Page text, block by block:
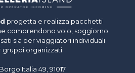
progetta e realizza pacchetti
comprendono volo, soggiorno
sia per viaggiatori individuali
gruppi organizzati.
Italia 49, 91017